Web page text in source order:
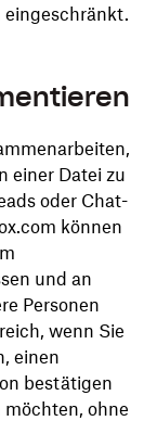
einer Datei zu
oder Chat-
können
und an
Personen
wenn Sie
einen
bestätigen
ohne